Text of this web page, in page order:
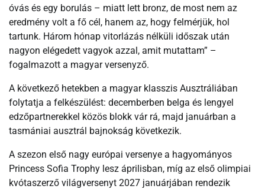
óvás és egy borulás – miatt lett bronz, de most nem az
eredmény volt a fő cél, hanem az, hogy felmérjük, hol
tartunk. Három hónap vitorlázás nélküli időszak után
nagyon elégedett vagyok azzal, amit mutattam” –
fogalmazott a magyar versenyző.
A következő hetekben a magyar klasszis Ausztráliában
folytatja a felkészülést: decemberben belga és lengyel
edzőpartnerekkel közös blokk vár rá, majd januárban a
tasmániai ausztrál bajnokság következik.
A szezon első nagy európai versenye a hagyományos
Princess Sofia Trophy lesz áprilisban, míg az első olimpiai
kvótaszerző világversenyt 2027 januárjában rendezik